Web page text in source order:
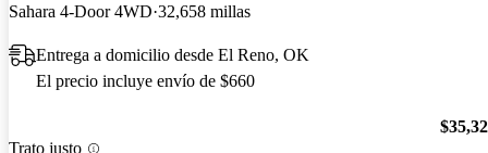
Sahara 4-Door 4WD 32,658 millas
Entrega a domicilio desde El Reno, OK
El precio incluye envío de $660
Trato justo